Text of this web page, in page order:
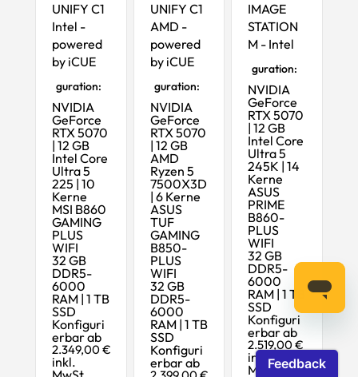
UNIFY C1
Intel -
powered
by iCUE
Startkonfi
guration:
NVIDIA
GeForce
RTX 5070
| 12 GB
Intel Core
Ultra 5
225 | 10
Kerne
MSI B860
GAMING
PLUS
WIFI
32 GB
DDR5-
6000
RAM | 1 TB
SSD
Konfiguri
erbar ab
2.349,00 €
inkl.
UNIFY C1
AMD -
powered
by iCUE
Startkonfi
guration:
NVIDIA
GeForce
RTX 5070
| 12 GB
AMD
Ryzen 5
7500X3D
| 6 Kerne
ASUS
TUF
GAMING
B850-
PLUS
WIFI
32 GB
DDR5-
6000
RAM | 1 TB
SSD
Konfiguri
erbar ab
IMAGE
STATION
M - Intel
guration:
NVIDIA
GeForce
RTX 5070
| 12 GB
Intel Core
Ultra 5
245K | 14
Kerne
ASUS
PRIME
B860-
PLUS
WIFI
32 GB
DDR5-
6000
RAM | 1 TB
SSD
Konfiguri
erbar ab
2.519,00 €
inkl.
MwSt.,